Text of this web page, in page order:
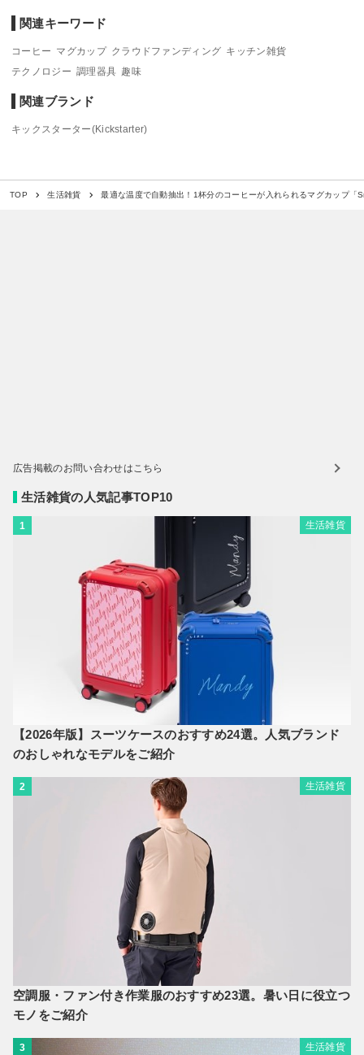
関連キーワード
コーヒー マグカップ クラウドファンディング キッチン雑貨
テクノロジー 調理器具 趣味
関連ブランド
キックスターター(Kickstarter)
TOP 生活雑貨 最適な温度で自動抽出！1杯分のコーヒーが入れられるマグカップ「
広告掲載のお問い合わせはこちら
生活雑貨の人気記事TOP10
1 生活雑貨
【2026年版】スーツケースのおすすめ24選。人気ブランド
のおしゃれなモデルをご紹介
2 生活雑貨
空調服・ファン付き作業服のおすすめ23選。暑い日に役立つ
モノをご紹介
3 生活雑貨